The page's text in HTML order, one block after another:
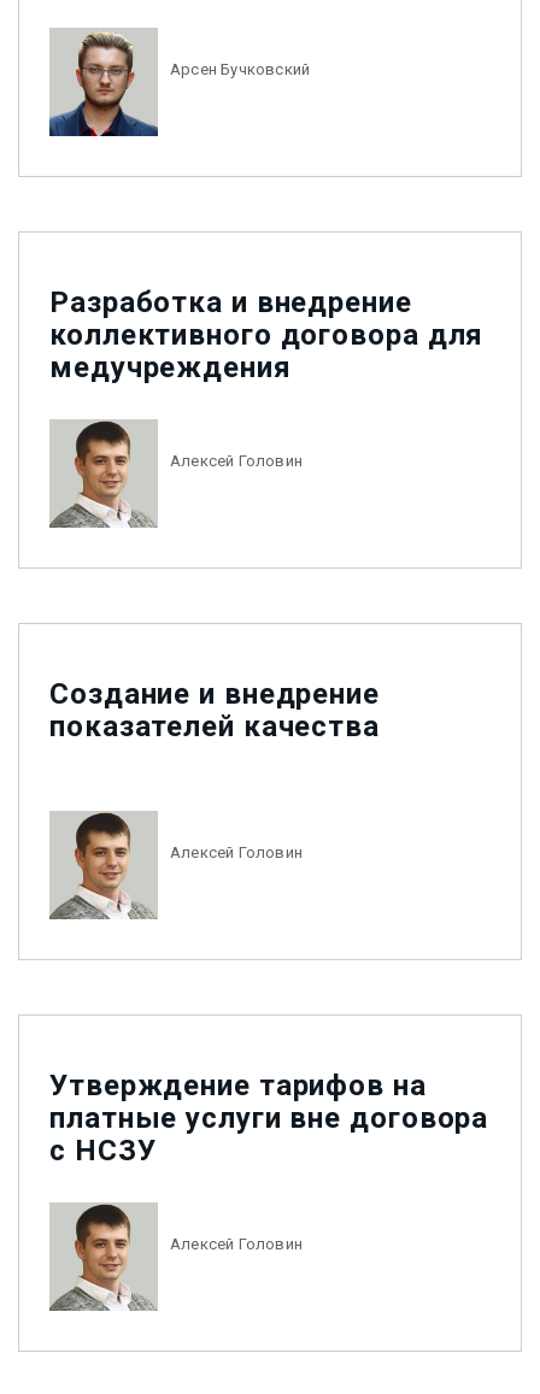
Арсен Бучковский
Разработка и внедрение
коллективного договора для
медучреждения
Алексей Головин
Создание и внедрение
показателей качества
Алексей Головин
Утверждение тарифов на
платные услуги вне договора
с НСЗУ
Алексей Головин